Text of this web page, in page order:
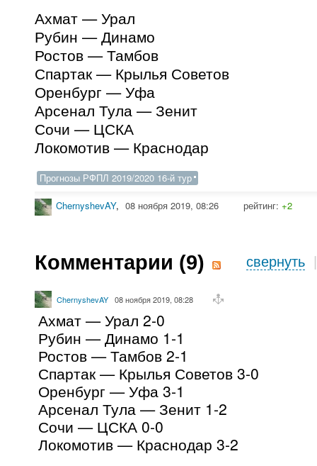
Ахмат — Урал
Рубин — Динамо
Ростов — Тамбов
Спартак — Крылья Советов
Оренбург — Уфа
Арсенал Тула — Зенит
Сочи — ЦСКА
Локомотив — Краснодар
Прогнозы РФПЛ 2019/2020 16-й тур
ChernyshevAY, 08 ноября 2019, 08:26 рейтинг: +2
Комментарии (9) свернуть
ChernyshevAY 08 ноября 2019, 08:28
Ахмат — Урал 2-0
Рубин — Динамо 1-1
Ростов — Тамбов 2-1
Спартак — Крылья Советов 3-0
Оренбург — Уфа 3-1
Арсенал Тула — Зенит 1-2
Сочи — ЦСКА 0-0
Локомотив — Краснодар 3-2